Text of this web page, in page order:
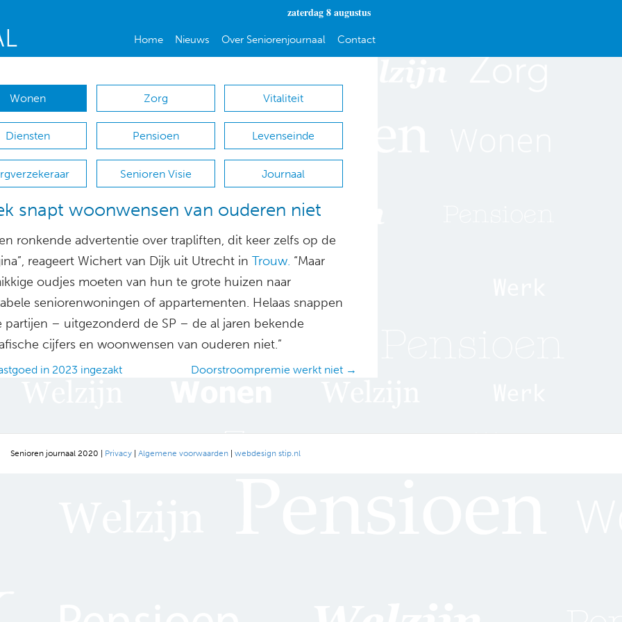
zaterdag 8 augustus
Home Nieuws Over Seniorenjournaal Contact
Wonen Zorg Vitaliteit
Diensten Pensioen Levenseinde
Senioren Visie Journaal
snapt woonwensen van ouderen niet
ronkende advertentie over trapliften, dit keer zelfs op de
reageert Wichert van Dijk uit Utrecht in Trouw. “Maar
oudjes moeten van hun te grote huizen naar
seniorenwoningen of appartementen. Helaas snappen
partijen – uitgezonderd de SP – de al jaren bekende
cijfers en woonwensen van ouderen niet.”
in 2023 ingezakt Doorstroompremie werkt niet →
Senioren journaal 2020 | Privacy | Algemene voorwaarden | webdesign stip.nl